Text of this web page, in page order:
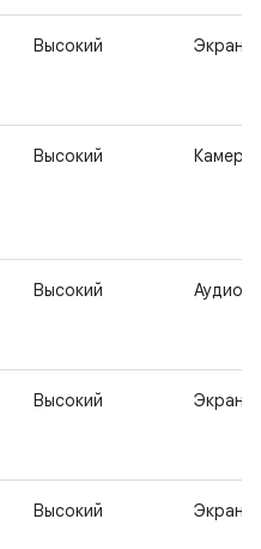
Высокий Экран
Высокий Камера
Высокий Аудио
Высокий Экран
Высокий Экран